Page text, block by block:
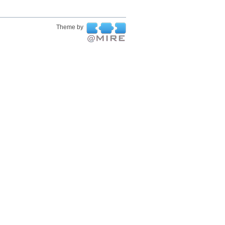
Theme by